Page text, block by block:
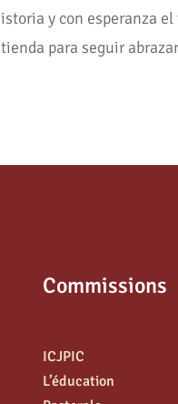
y con esperanza
para seguir
Commissions
ICJPIC
L’éducation